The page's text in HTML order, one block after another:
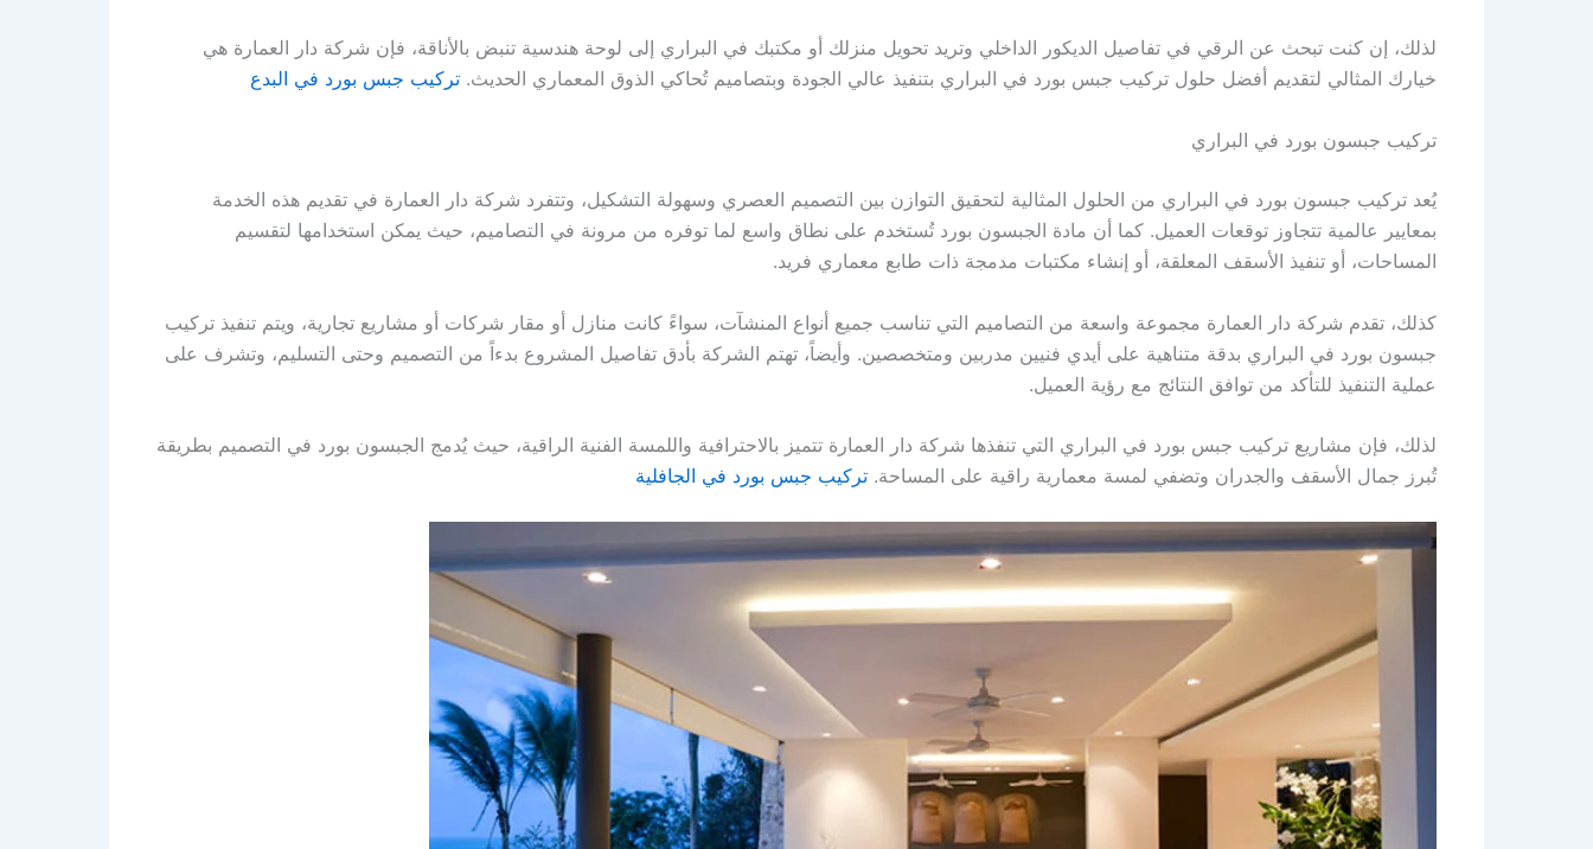
لذلك، إن كنت تبحث عن الرقي في تفاصيل الديكور الداخلي وتريد تحويل منزلك أو مكتبك في البراري إلى لوحة هندسية تنبض بالأناقة، فإن شركة دار العمارة هي
خيارك المثالي لتقديم أفضل حلول تركيب جبس بورد في البراري بتنفيذ عالي الجودة وبتصاميم تُحاكي الذوق المعماري الحديث. تركيب جبس بورد في البدع
تركيب جبسون بورد في البراري
يُعد تركيب جبسون بورد في البراري من الحلول المثالية لتحقيق التوازن بين التصميم العصري وسهولة التشكيل، وتتفرد شركة دار العمارة في تقديم هذه الخدمة
بمعايير عالمية تتجاوز توقعات العميل. كما أن مادة الجبسون بورد تُستخدم على نطاق واسع لما توفره من مرونة في التصاميم، حيث يمكن استخدامها لتقسيم
المساحات، أو تنفيذ الأسقف المعلقة، أو إنشاء مكتبات مدمجة ذات طابع معماري فريد.
كذلك، تقدم شركة دار العمارة مجموعة واسعة من التصاميم التي تناسب جميع أنواع المنشآت، سواءً كانت منازل أو مقار شركات أو مشاريع تجارية، ويتم تنفيذ تركيب
جبسون بورد في البراري بدقة متناهية على أيدي فنيين مدربين ومتخصصين. وأيضاً، تهتم الشركة بأدق تفاصيل المشروع بدءاً من التصميم وحتى التسليم، وتشرف على
عملية التنفيذ للتأكد من توافق النتائج مع رؤية العميل.
لذلك، فإن مشاريع تركيب جبس بورد في البراري التي تنفذها شركة دار العمارة تتميز بالاحترافية واللمسة الفنية الراقية، حيث يُدمج الجبسون بورد في التصميم بطريقة
تُبرز جمال الأسقف والجدران وتضفي لمسة معمارية راقية على المساحة. تركيب جبس بورد في الجافلية